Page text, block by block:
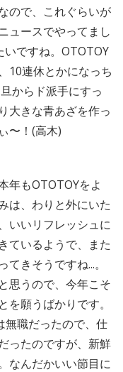
ので、これぐらいが
ュースでやってまし
いですね。OTOTOY
10連休とかになっち
からド派手にすっ
大きな青あざを作っ
〜！(高木)
年もOTOTOYをよ
は、わりと外にいた
いいリフレッシュに
ているようで、また
きそうですね...。
思うので、今年こそ
願うばかりです。
無職だったので、仕
ったのですが、新鮮
なんだかいい節目に